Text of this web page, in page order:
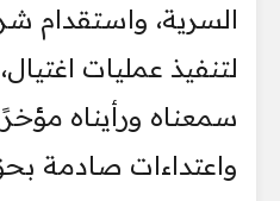
السرية، واستقدام
لتنفيذ عمليات
سمعناه ورأيناه
واعتداءات صادمة